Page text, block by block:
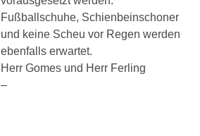
Fußballschuhe, Schienbeinschoner
und keine Scheu vor Regen werden
ebenfalls erwartet.
Herr Gomes und Herr Ferling
–